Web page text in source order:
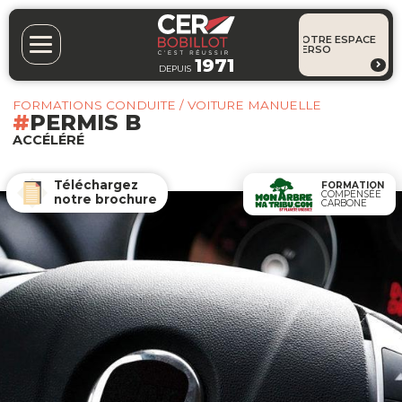
DEPUIS 1971
VOTRE ESPACE
PERSO
FORMATIONS CONDUITE / VOITURE MANUELLE
PERMIS B
ACCÉLÉRÉ
Téléchargez
notre brochure
FORMATION
COMPENSÉE
CARBONE